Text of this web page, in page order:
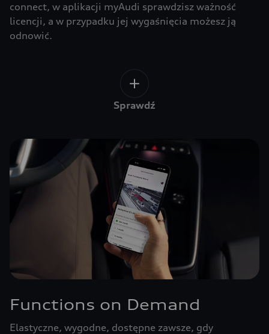
connect, w aplikacji myAudi sprawdzisz ważność
licencji, a w przypadku jej wygaśnięcia możesz ją
odnowić.
Sprawdź
Functions on Demand
Elastyczne, wygodne, dostępne zawsze, gdy